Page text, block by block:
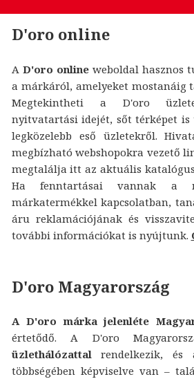
D'oro online
A D'oro onlineweboldal hasznos
a márkáról, amelyeket mostanáig
Megtekintheti a D'oro
nyitvatartási idejét, sőt térképet is
legközelebb eső üzletekről.
megbízható webshopokra vezető
megtalálja itt az aktuális
Ha fenntartásai vannak a
márkatermékkel kapcsolatban,
áru reklamációjának és
további információkat is nyújtunk.
D'oro Magyarország
A D'oro márka jelenléte
értetődő. A D'oro
üzlethálózattalrendelkezik, és
többségében képviselve van –